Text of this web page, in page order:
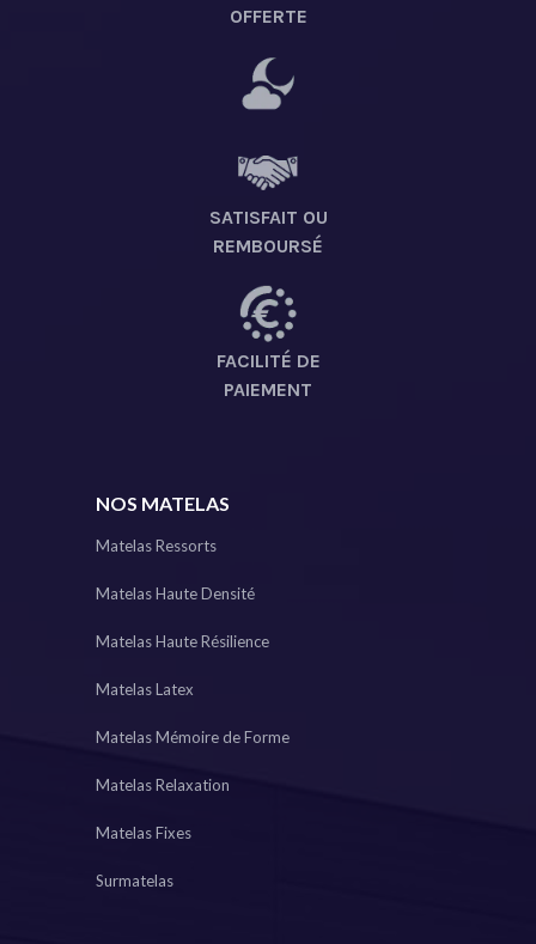
OFFERTE
SATISFAIT OU
REMBOURSÉ
FACILITÉ DE
PAIEMENT
NOS MATELAS
Matelas Ressorts
Matelas Haute Densité
Matelas Haute Résilience
Matelas Latex
Matelas Mémoire de Forme
Matelas Relaxation
Matelas Fixes
Surmatelas